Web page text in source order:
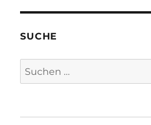
SUCHE
Suchen
nach: